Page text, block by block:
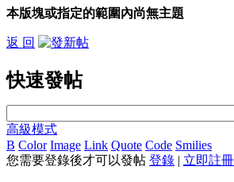
本版塊或指定的範圍內尚無主題
返 回
快速發帖
高級模式
B Color Image Link Quote Code Smilies
您需要登錄後才可以發帖 登錄 | 立即註冊